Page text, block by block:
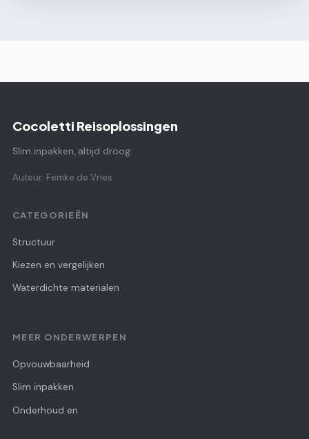
Cocoletti Reisoplossingen
Slim inpakken, altijd droog.
Auteur: Femke de Vries
CATEGORIEËN
Structuur
Kiezen en vergelijken
Waterdichte materialen
MEER ONDERWERPEN
Opvouwbaarheid
Slim inpakken
Onderhoud en